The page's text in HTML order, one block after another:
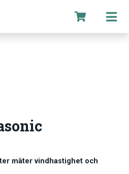
mäter vindhastighet och